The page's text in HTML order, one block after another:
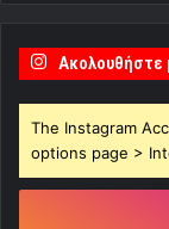
Ακολουθήστε
The Instagram
options page >